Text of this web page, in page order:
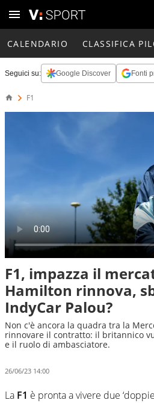
CALENDARIO CLASSIFICA
Seguici su: Google Discover Fonti
F1
F1, impazza il
Hamilton rinnova,
IndyCar Palou?
Non c'è ancora la quadra tra la
rinnovare il contratto: il britannico
e il ruolo di ambasciatore.
26/06/23 14:00
La F1 è pronta a vivere due